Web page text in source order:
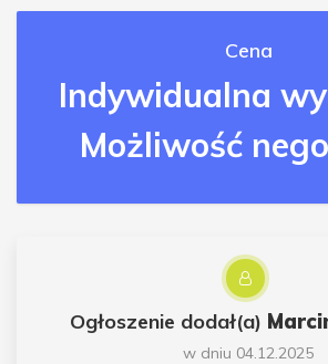
Cena
Indywidualna
Możliwość
Ogłoszenie dodał(a)
w dniu 04.12.2025